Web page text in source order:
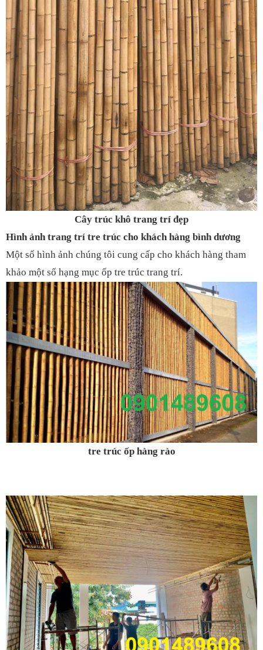
Cây trúc khô trang trí đẹp
Hình ảnh trang trí tre trúc cho khách hàng bình dương
Một số hình ảnh chúng tôi cung cấp cho khách hàng tham
khảo một số hạng mục ốp tre trúc trang trí.
tre trúc ốp hàng rào